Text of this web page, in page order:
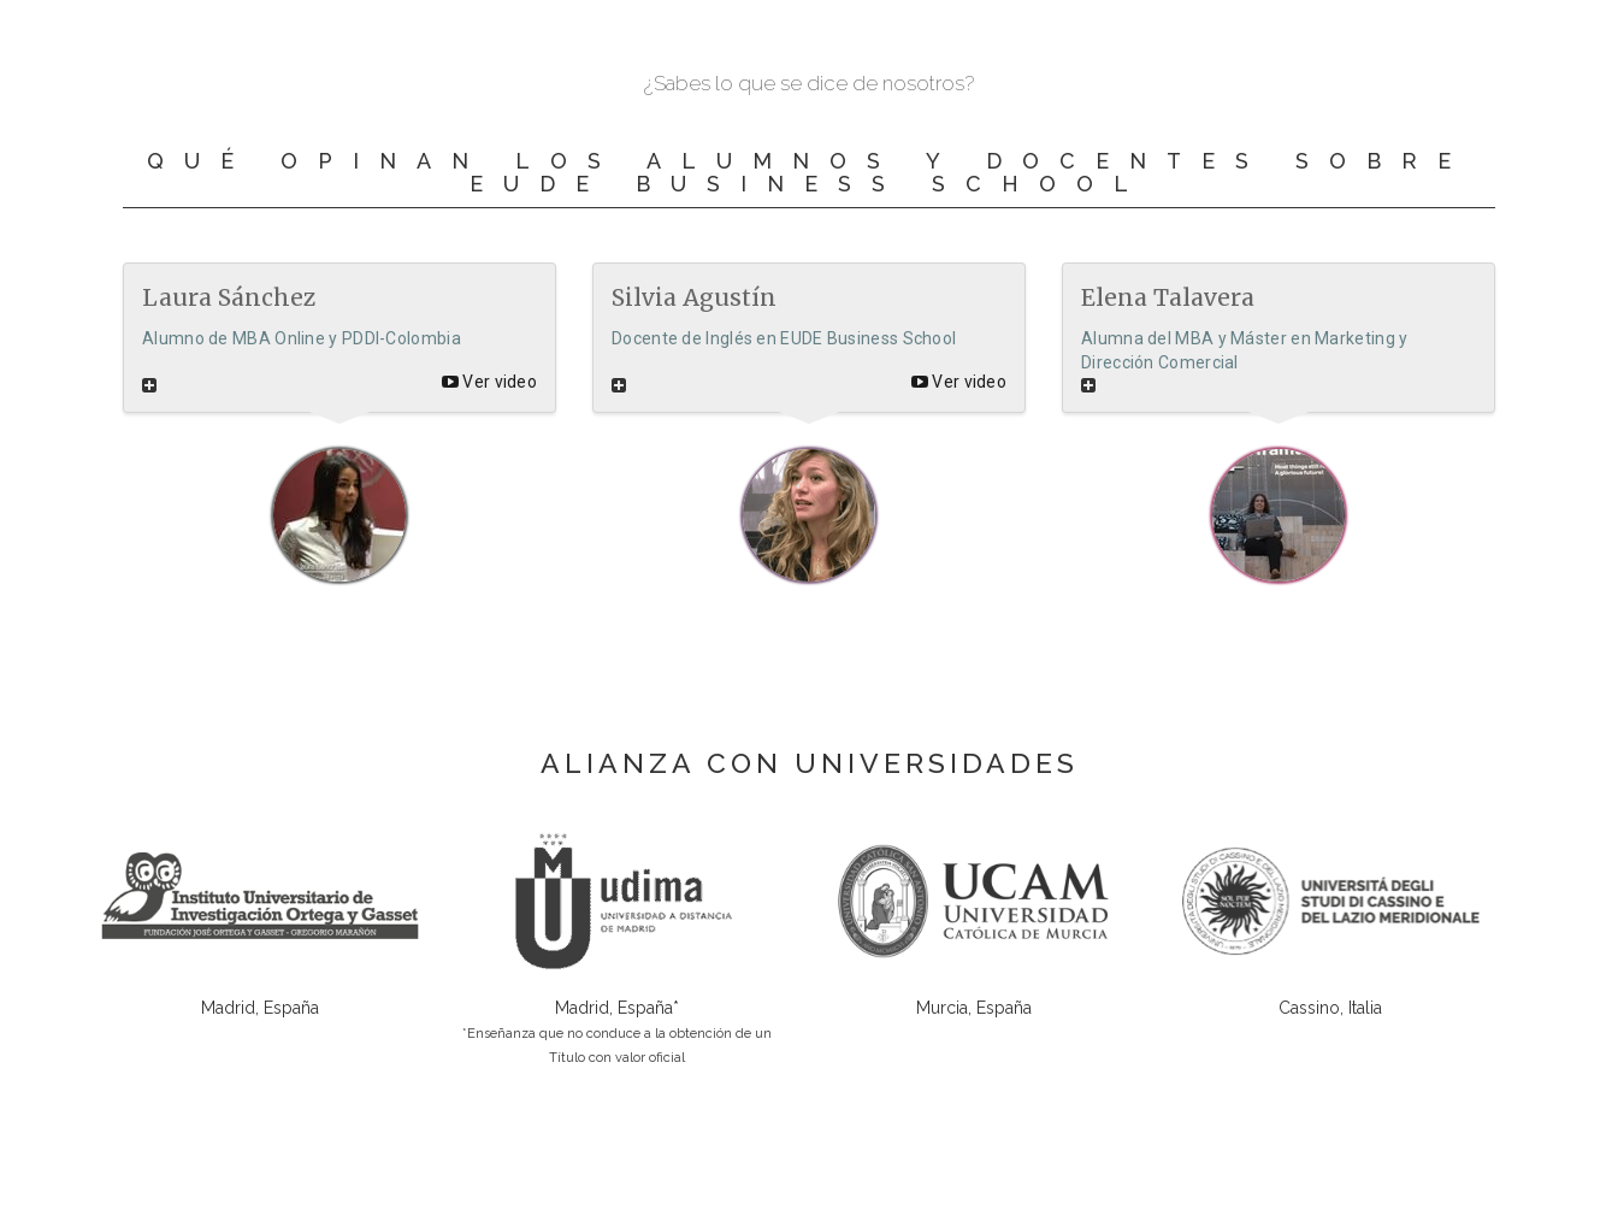
¿Sabes lo que se dice de nosotros?
QUÉ OPINAN LOS ALUMNOS Y DOCENTES SOBRE
EUDE BUSINESS SCHOOL
Laura Sánchez
Alumno de MBA Online y PDDI-Colombia
Ver video
Silvia Agustín
Docente de Inglés en EUDE Business School
Ver video
Elena Talavera
Alumna del MBA y Máster en Marketing y
Dirección Comercial
ALIANZA CON UNIVERSIDADES
Madrid, España Madrid, España*
*Enseñanza que no conduce a la obtención de un
Título con valor oficial
Murcia, España Cassino, Italia